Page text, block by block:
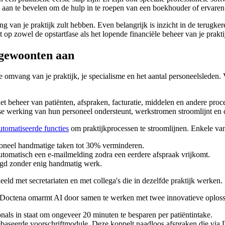
te bevelen om de hulp in te roepen van een boekhouder of
van je praktijk zult hebben. Even belangrijk is inzicht in de
zowel de opstartfase als het lopende financiële beheer van je
aan
van je praktijk, je specialisme en het aantal
beheer van patiënten, afspraken, facturatie, middelen en andere
werking van hun personeel ondersteunt, werkstromen stroomlijnt
functies om praktijkprocessen te stroomlijnen. Enkele
handmatige taken tot 30% verminderen.
een e-mailmelding zodra een eerdere afspraak vrijkomt.
zonder enig handmatig werk.
met secretariaten en met collega's die in dezelfde praktijk werken.
omarmt AI door samen te werken met twee innovatieve
in staat om ongeveer 20 minuten te besparen per patiëntintake.